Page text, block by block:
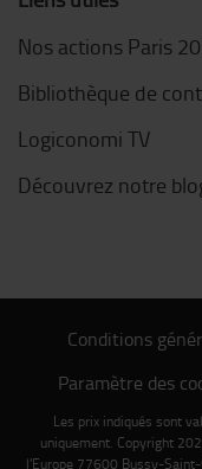
Nos actions Paris
Bibliothèque de
Logiconomi TV
Découvrez notre
Conditions
Paramètre des
Les prix indiqués sont
uniquement. Copyright
l'Europe 77600 Bussy-Saint-